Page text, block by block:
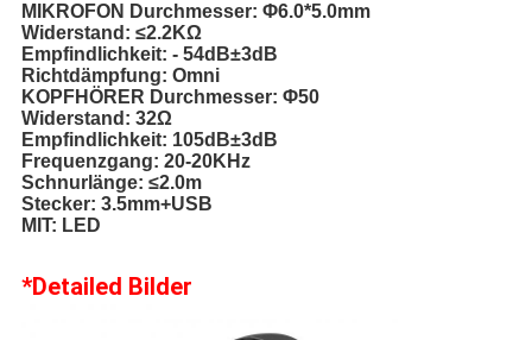
MIKROFON Durchmesser: Φ6.0*5.0mm
Widerstand: ≤2.2KΩ
Empfindlichkeit: - 54dB±3dB
Richtdämpfung: Omni
KOPFHÖRER Durchmesser: Φ50
Widerstand: 32Ω
Empfindlichkeit: 105dB±3dB
Frequenzgang: 20-20KHz
Schnurlänge: ≤2.0m
Stecker: 3.5mm+USB
MIT: LED
*Detailed Bilder